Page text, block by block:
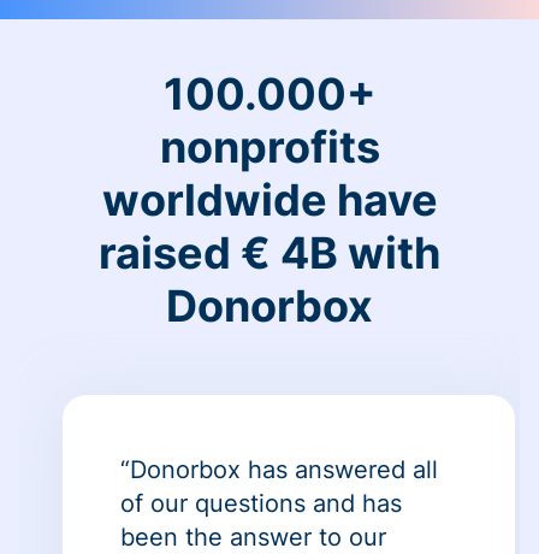
100.000+
nonprofits
worldwide have
raised € 4B with
Donorbox
“Donorbox has answered all
of our questions and has
been the answer to our